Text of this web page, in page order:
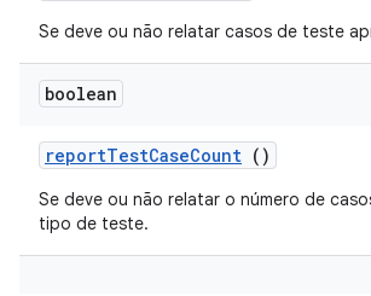
Se deve ou não relatar casos de teste
boolean
reportTestCaseCount ()
Se deve ou não relatar o número de
tipo de teste.